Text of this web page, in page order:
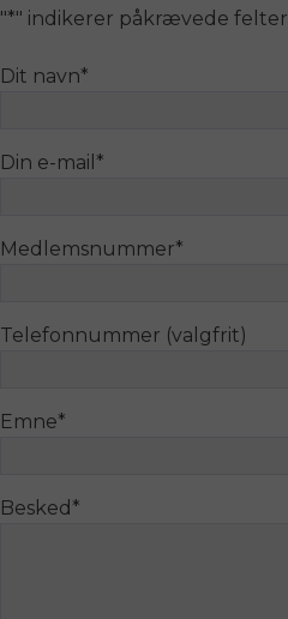
"*" indikerer påkrævede felter
Dit navn*
Din e-mail *
Medlemsnummer*
Telefonnummer (valgfrit)
Emne*
Besked *